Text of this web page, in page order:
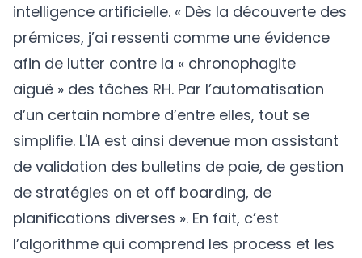
intelligence artificielle. « Dès la découverte des
prémices, j’ai ressenti comme une évidence
afin de lutter contre la « chronophagite
aiguë » des tâches RH. Par l’automatisation
d’un certain nombre d’entre elles, tout se
simplifie. L'IA est ainsi devenue mon assistant
de validation des bulletins de paie, de gestion
de stratégies on et off boarding, de
planifications diverses ». En fait, c’est
l’algorithme qui comprend les process et les